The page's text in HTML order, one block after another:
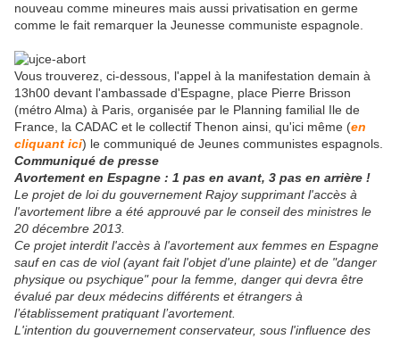
nouveau comme mineures mais aussi privatisation en germe
comme le fait remarquer la Jeunesse communiste espagnole.
Vous trouverez, ci-dessous, l'appel à la manifestation demain à
13h00 devant l'ambassade d'Espagne, place Pierre Brisson
(métro Alma) à Paris, organisée par le Planning familial Ile de
France, la CADAC et le collectif Thenon ainsi, qu'ici même (en
cliquant ici) le communiqué de Jeunes communistes espagnols.
Communiqué de presse
Avortement en Espagne : 1 pas en avant, 3 pas en arrière !
Le projet de loi du gouvernement Rajoy supprimant l'accès à
l'avortement libre a été approuvé par le conseil des ministres le
20 décembre 2013.
Ce projet interdit l'accès à l'avortement aux femmes en Espagne
sauf en cas de viol (ayant fait l'objet d'une plainte) et de "danger
physique ou psychique" pour la femme, danger qui devra être
évalué par deux médecins différents et étrangers à
l’établissement pratiquant l’avortement.
L'intention du gouvernement conservateur, sous l'influence des